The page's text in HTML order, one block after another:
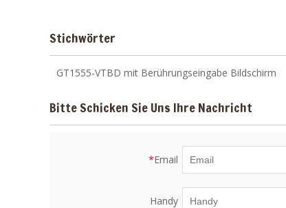
Stichwörter
GT1555-VTBD mit Berührungseingabe Bildschirm
Bitte Schicken Sie Uns Ihre Nachricht
*Email
Handy